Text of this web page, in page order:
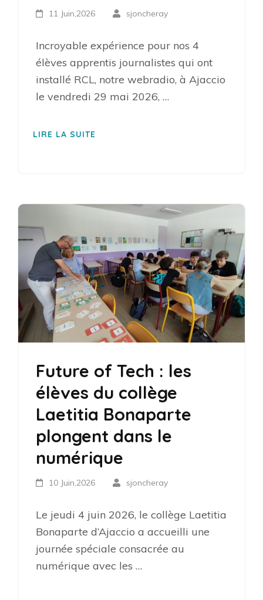
11 Juin,2026 sjoncheray
Incroyable expérience pour nos 4
élèves apprentis journalistes qui ont
installé RCL, notre webradio, à Ajaccio
le vendredi 29 mai 2026, …
LIRE LA SUITE
Future of Tech : les
élèves du collège
Laetitia Bonaparte
plongent dans le
numérique
10 Juin,2026 sjoncheray
Le jeudi 4 juin 2026, le collège Laetitia
Bonaparte d’Ajaccio a accueilli une
journée spéciale consacrée au
numérique avec les …